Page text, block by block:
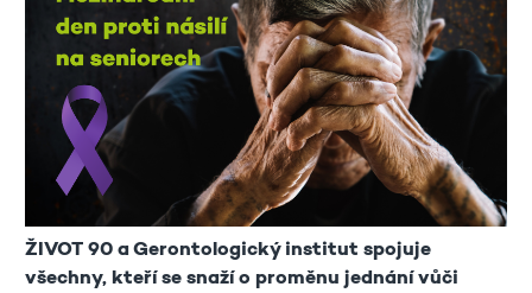
ŽIVOT 90 a Gerontologický institut spojuje
všechny, kteří se snaží o proměnu jednání vůči